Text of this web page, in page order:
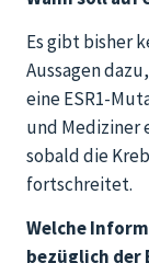
Es gibt bisher
Aussagen
eine ESR1-
und Mediziner
sobald die
fortschreitet.
Welche
bezüglich der